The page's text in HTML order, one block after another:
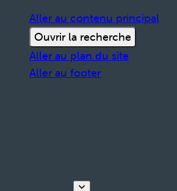
Aller au contenu principal
Ouvrir la recherche
Aller au plan du site
Aller au footer